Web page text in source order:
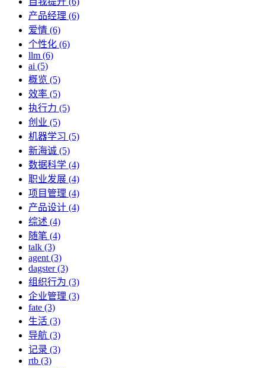
产品经理 (6)
爱情 (6)
个性化 (6)
llm (6)
ai (5)
概览 (5)
效率 (5)
执行力 (5)
创业 (5)
机器学习 (5)
新海诚 (5)
数据科学 (4)
职业发展 (4)
项目管理 (4)
产品设计 (4)
综述 (4)
随笔 (4)
talk (3)
agent (3)
dagster (3)
组织行为 (3)
企业管理 (3)
fate (3)
生活 (3)
导航 (3)
记录 (3)
rtb (3)